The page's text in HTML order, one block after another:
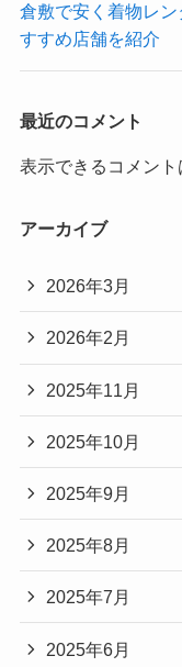
倉敷で安く着物レ
すすめ店舗を紹介
最近のコメント
表示できるコメント
アーカイブ
2026年3月
2026年2月
2025年11月
2025年10月
2025年9月
2025年8月
2025年7月
2025年6月